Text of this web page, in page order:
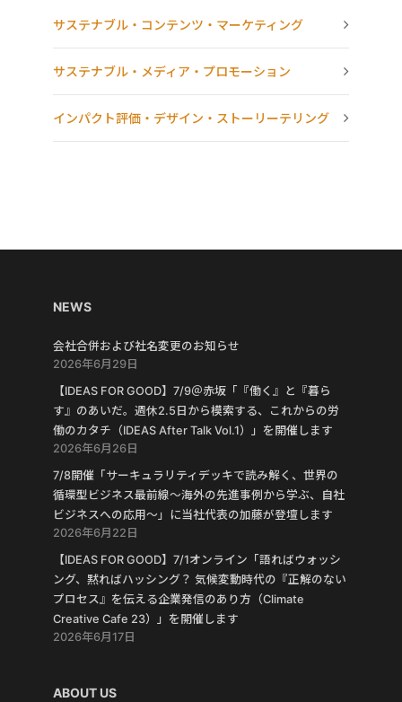
サステナブル・コンテンツ・マーケティング
サステナブル・メディア・プロモーション
インパクト評価・デザイン・ストーリーテリング
NEWS
会社合併および社名変更のお知らせ
2026年6月29日
【IDEAS FOR GOOD】7/9＠赤坂「『働く』と『暮ら
す』のあいだ。週休2.5日から模索する、これからの労
働のカタチ（IDEAS After Talk Vol.1）」を開催します
2026年6月26日
7/8開催「サーキュラリティデッキで読み解く、世界の
循環型ビジネス最前線〜海外の先進事例から学ぶ、自社
ビジネスへの応用〜」に当社代表の加藤が登壇します
2026年6月22日
【IDEAS FOR GOOD】7/1オンライン「語ればウォッシ
ング、黙ればハッシング？ 気候変動時代の『正解のない
プロセス』を伝える企業発信のあり方（Climate
Creative Cafe 23）」を開催します
2026年6月17日
ABOUT US